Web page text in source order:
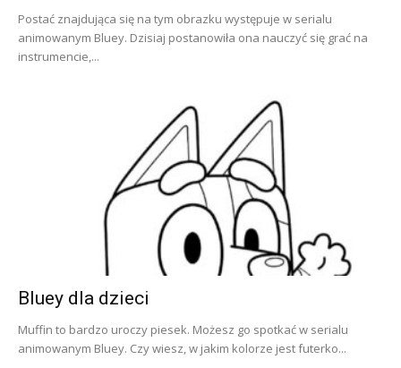
Postać znajdująca się na tym obrazku występuje w serialu
animowanym Bluey. Dzisiaj postanowiła ona nauczyć się grać na
instrumencie,...
Bluey dla dzieci
Muffin to bardzo uroczy piesek. Możesz go spotkać w serialu
animowanym Bluey. Czy wiesz, w jakim kolorze jest futerko...